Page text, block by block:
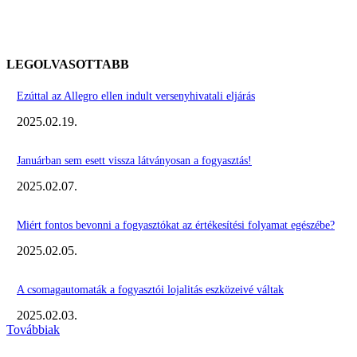
LEGOLVASOTTABB
Ezúttal az Allegro ellen indult versenyhivatali eljárás
2025.02.19.
Januárban sem esett vissza látványosan a fogyasztás!
2025.02.07.
Miért fontos bevonni a fogyasztókat az értékesítési folyamat egészébe?
2025.02.05.
A csomagautomaták a fogyasztói lojalitás eszközeivé váltak
2025.02.03.
Továbbiak